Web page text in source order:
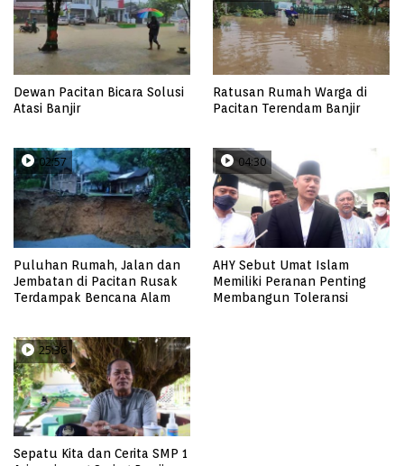
Dewan Pacitan Bicara Solusi
Atasi Banjir
Ratusan Rumah Warga di
Pacitan Terendam Banjir
02:57
Puluhan Rumah, Jalan dan
Jembatan di Pacitan Rusak
Terdampak Bencana Alam
04:30
AHY Sebut Umat Islam
Memiliki Peranan Penting
Membangun Toleransi
25:36
Sepatu Kita dan Cerita SMP 1